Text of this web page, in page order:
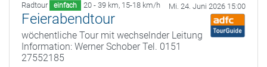
Radtour einfach 20 - 39 km, 15-18 km/h Mi. 24. Juni 2026 15:00
Feierabendtour
wöchentliche Tour mit wechselnder Leitung
Information: Werner Schober Tel. 0151
27552185